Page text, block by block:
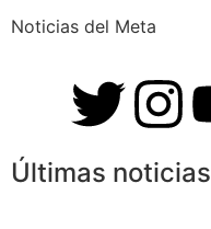
Noticias del Meta
Últimas noticias